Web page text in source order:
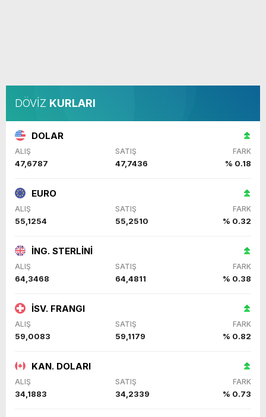
DÖVİZ KURLARI
DOLAR
ALIŞ SATIŞ FARK
47,6787 47,7436 % 0.18
EURO
ALIŞ SATIŞ FARK
55,1254 55,2510 % 0.32
İNG. STERLİNİ
ALIŞ SATIŞ FARK
64,3468 64,4811 % 0.38
İSV. FRANGI
ALIŞ SATIŞ FARK
59,0083 59,1179 % 0.82
KAN. DOLARI
ALIŞ SATIŞ FARK
34,1883 34,2339 % 0.73